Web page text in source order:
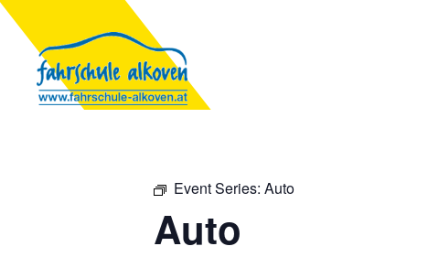
Event Series: Auto
Auto